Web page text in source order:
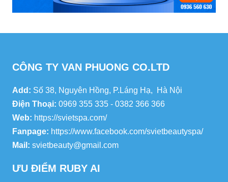
CÔNG TY VAN PHUONG CO.LTD
Add: Số 38, Nguyên Hồng, P.Láng Hạ, Hà Nội
Điện Thoại: 0969 355 335 - 0382 366 366
Web: https://svietspa.com/
Fanpage: https://www.facebook.com/svietbeautyspa/
Mail: svietbeauty@gmail.com
ƯU ĐIỂM RUBY AI